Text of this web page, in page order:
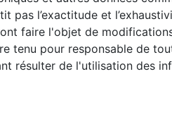
pas l’exactitude et
faire l'objet de
tenu pour responsable de
résulter de l'utilisation des